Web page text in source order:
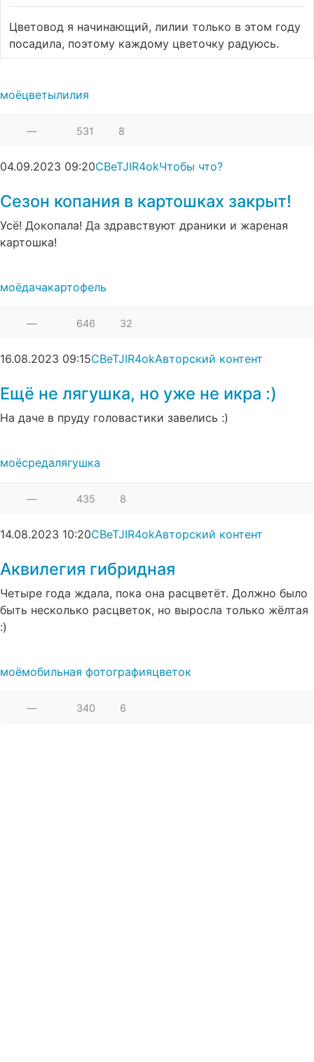
Цветовод я начинающий, лилии только в этом году
посадила, поэтому каждому цветочку радуюсь.
моёцветылилия
— 531 8
04.09.2023 09:20CBeTJIR4okЧтобы что?
Сезон копания в картошках закрыт!
Усё! Докопала! Да здравствуют драники и жареная
картошка!
моёдачакартофель
— 646 32
16.08.2023 09:15CBeTJIR4okАвторский контент
Ещё не лягушка, но уже не икра :)
На даче в пруду головастики завелись :)
моёсредалягушка
— 435 8
14.08.2023 10:20CBeTJIR4okАвторский контент
Аквилегия гибридная
Четыре года ждала, пока она расцветёт. Должно было
быть несколько расцветок, но выросла только жёлтая
:)
моёмобильная фотографияцветок
— 340 6